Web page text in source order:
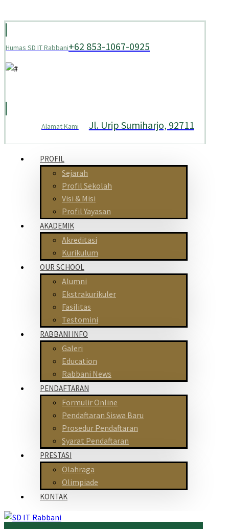
Humas SD IT Rabbani+62 853-1067-0925
Alamat Kami Jl. Urip Sumiharjo, 92711
PROFIL
Sejarah
Profil Sekolah
Visi & Misi
Profil Yayasan
AKADEMIK
Akreditasi
Kurikulum
OUR SCHOOL
Alumni
Ekstrakurikuler
Fasilitas
Testomini
RABBANI INFO
Galeri
Education
Rabbani News
PENDAFTARAN
Formulir Online
Pendaftaran Siswa Baru
Prosedur Pendaftaran
Syarat Pendaftaran
PRESTASI
Olahraga
Olimpiade
KONTAK